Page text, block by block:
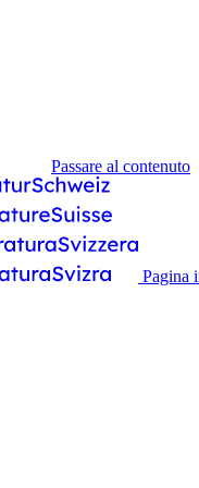
Passare al contenuto
Pagina